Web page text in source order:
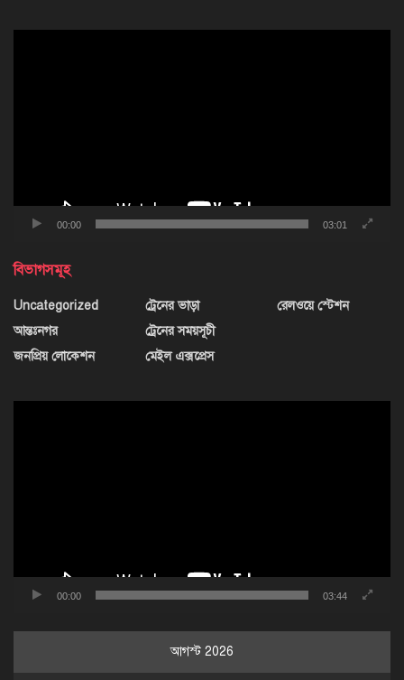
00:00 03:01
বিভাগসমূহ
Uncategorized
আন্তঃনগর
জনপ্রিয় লোকেশন
ট্রেনের ভাড়া
ট্রেনের সময়সূচী
মেইল এক্সপ্রেস
রেলওয়ে স্টেশন
00:00 03:44
আগস্ট 2026